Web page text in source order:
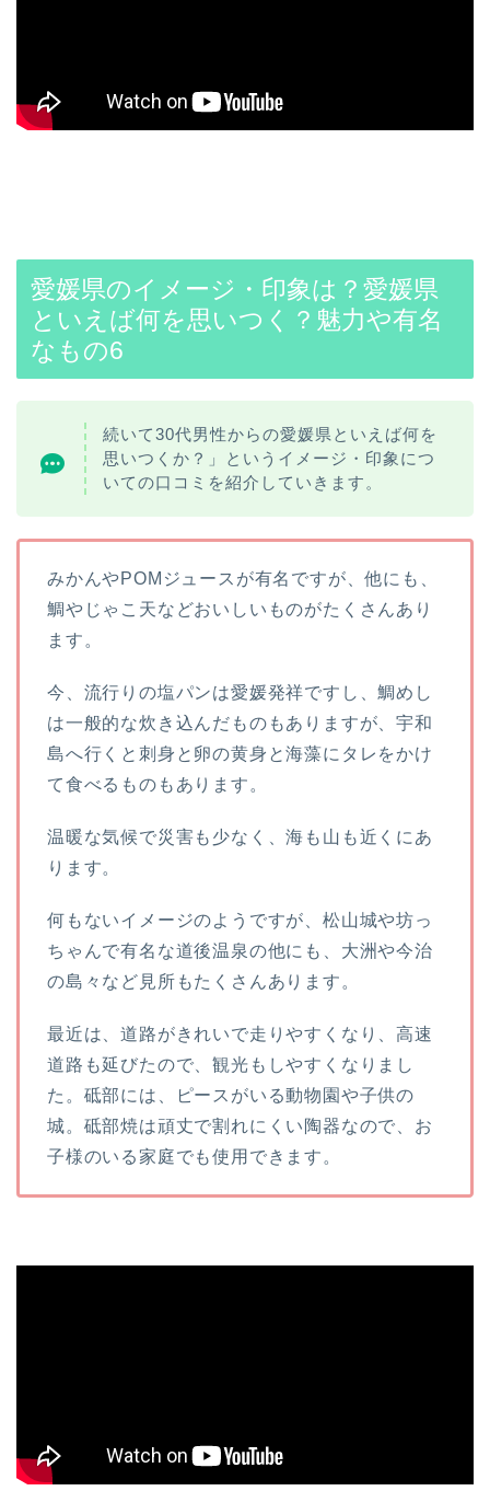
愛媛県のイメージ・印象は？愛媛県
といえば何を思いつく？魅力や有名
なもの6
続いて30代男性からの愛媛県といえば何を
思いつくか？」というイメージ・印象につ
いての口コミを紹介していきます。
みかんやPOMジュースが有名ですが、他にも、
鯛やじゃこ天などおいしいものがたくさんあり
ます。
今、流行りの塩パンは愛媛発祥ですし、鯛めし
は一般的な炊き込んだものもありますが、宇和
島へ行くと刺身と卵の黄身と海藻にタレをかけ
て食べるものもあります。
温暖な気候で災害も少なく、海も山も近くにあ
ります。
何もないイメージのようですが、松山城や坊っ
ちゃんで有名な道後温泉の他にも、大洲や今治
の島々など見所もたくさんあります。
最近は、道路がきれいで走りやすくなり、高速
道路も延びたので、観光もしやすくなりまし
た。砥部には、ピースがいる動物園や子供の
城。砥部焼は頑丈で割れにくい陶器なので、お
子様のいる家庭でも使用できます。